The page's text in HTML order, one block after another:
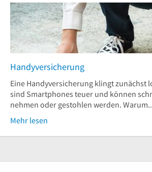
Handyversicherung
Eine Handyversicherung klingt zunächst
sind Smartphones teuer und können
nehmen oder gestohlen werden.
Mehr lesen